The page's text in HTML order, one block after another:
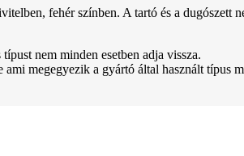
fehér színben. A tartó és a dugószett
nem minden esetben adja vissza.
megegyezik a gyártó által használt típus